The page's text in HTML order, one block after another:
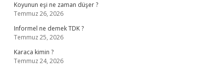
Koyunun eşi ne zaman düşer ?
Temmuz 26, 2026
Informel ne demek TDK ?
Temmuz 25, 2026
Karaca kimin ?
Temmuz 24, 2026